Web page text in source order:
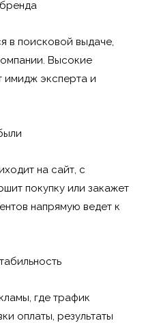
в поисковой выдаче,
Высокие
имидж эксперта и
на сайт, с
покупку или закажет
напрямую ведет к
где трафик
оплаты, результаты